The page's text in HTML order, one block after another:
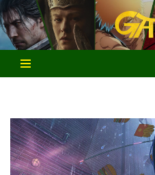
Aller
au
contenu